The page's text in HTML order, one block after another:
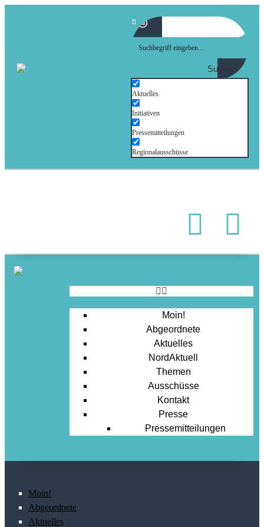
Suchen
Aktuelles
Initiativen
Pressemitteilungen
Regionalausschüsse
Moin!
Abgeordnete
Aktuelles
NordAktuell
Themen
Ausschüsse
Kontakt
Presse
Pressemitteilungen
Moin!
Abgeordnete
Aktuelles